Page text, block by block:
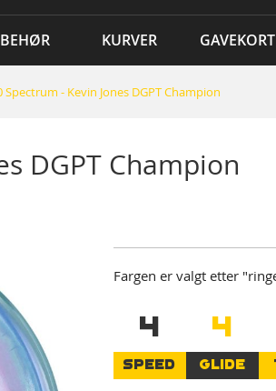
KURVER GAVEKORT
Spectrum - Kevin Jones DGPT Champion
DGPT Champion
Fargen er valgt etter
4
SPEED
4
GLIDE